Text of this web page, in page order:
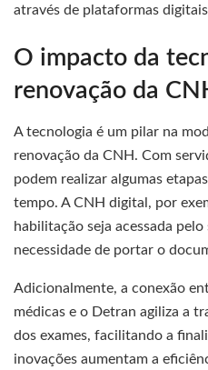
através de plataformas
O impacto da
renovação da
A tecnologia é um pilar na
renovação da CNH. Com
podem realizar algumas
tempo. A CNH digital, por
habilitação seja acessada
necessidade de portar o
Adicionalmente, a conexão
médicas e o Detran agiliza a
dos exames, facilitando a
inovações aumentam a